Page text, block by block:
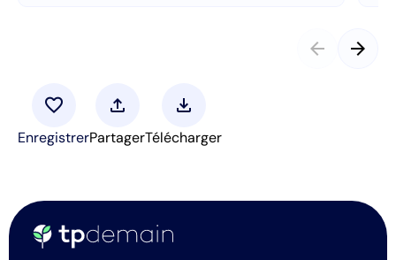
arrow_back arrow_forward
favorite
Enregistrer
upload
Partager
download
Télécharger